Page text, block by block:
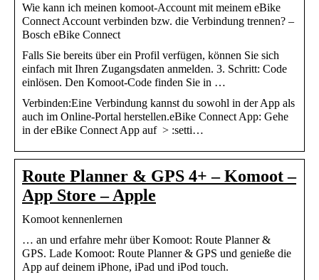
Wie kann ich meinen komoot-Account mit meinem eBike
Connect Account verbinden bzw. die Verbindung trennen? –
Bosch eBike Connect
Falls Sie bereits über ein Profil verfügen, können Sie sich
einfach mit Ihren Zugangsdaten anmelden. 3. Schritt: Code
einlösen. Den Komoot-Code finden Sie in …
Verbinden:Eine Verbindung kannst du sowohl in der App als
auch im Online-Portal herstellen.eBike Connect App: Gehe
in der eBike Connect App auf > :setti…
Route Planner & GPS 4+ – Komoot –
App Store – Apple
Komoot kennenlernen
… an und erfahre mehr über Komoot: Route Planner &
GPS. Lade Komoot: Route Planner & GPS und genieße die
App auf deinem iPhone, iPad und iPod touch.